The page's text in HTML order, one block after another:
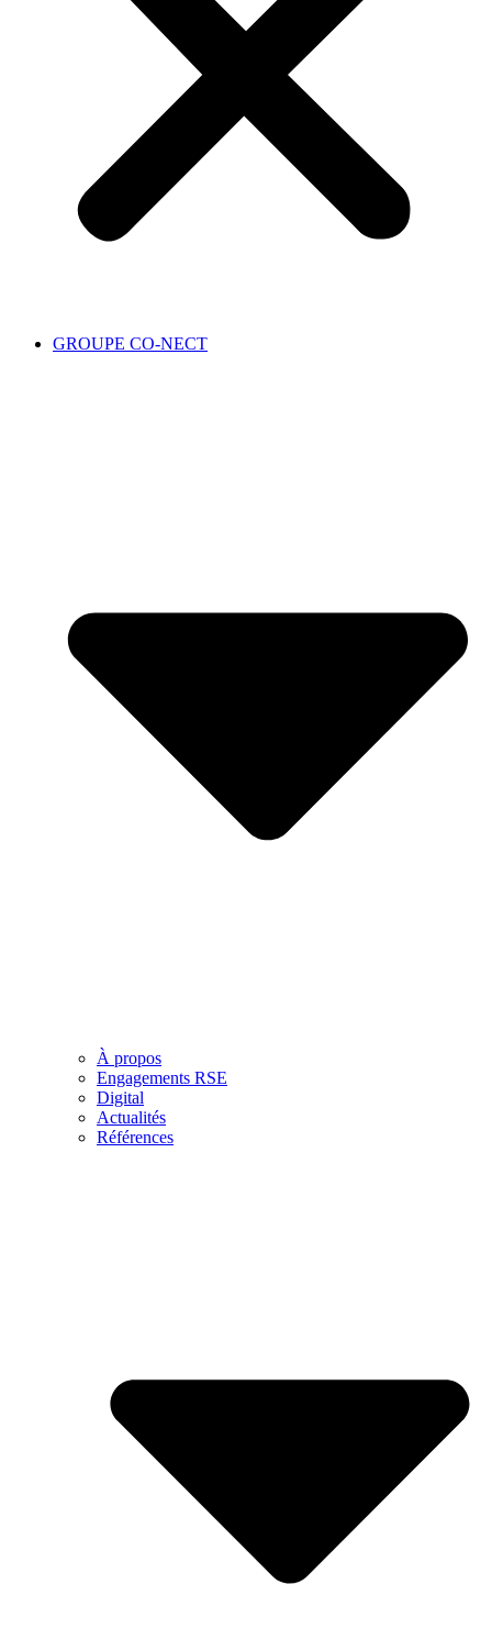
GROUPE CO-NECT
À propos
Engagements RSE
Digital
Actualités
Références